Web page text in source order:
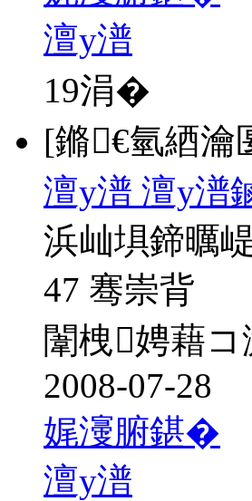
澶у潽
19涓�
[鏅€氫綇瀹
澶у潽 澶у潽
浜屾埧鍗曞
47 骞崇背
闈栧娉藉
2008-07-28
娓濅腑鍖�
澶у潽